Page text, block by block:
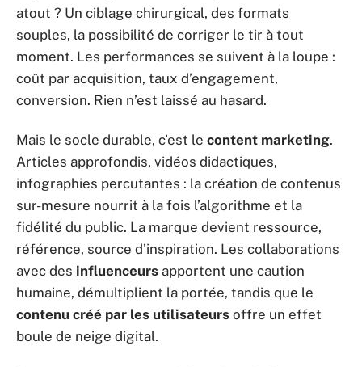
atout ? Un ciblage chirurgical, des formats
souples, la possibilité de corriger le tir à tout
moment. Les performances se suivent à la loupe :
coût par acquisition, taux d’engagement,
conversion. Rien n’est laissé au hasard.
Mais le socle durable, c’est le content marketing.
Articles approfondis, vidéos didactiques,
infographies percutantes : la création de contenus
sur-mesure nourrit à la fois l’algorithme et la
fidélité du public. La marque devient ressource,
référence, source d’inspiration. Les collaborations
avec des influenceurs apportent une caution
humaine, démultiplient la portée, tandis que le
contenu créé par les utilisateurs offre un effet
boule de neige digital.